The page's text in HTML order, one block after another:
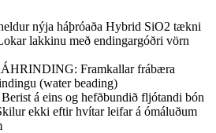
nýja háþróaða Hybrid SiO2 tækni
lakkinu með endingargóðri vörn
Framkallar frábæra
(water beading)
á eins og hefðbundið fljótandi bón
ekki eftir hvítar leifar á ómáluðum